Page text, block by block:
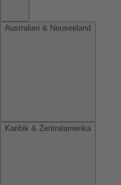
Australien & Neuseeland
Karibik & Zentralamerika